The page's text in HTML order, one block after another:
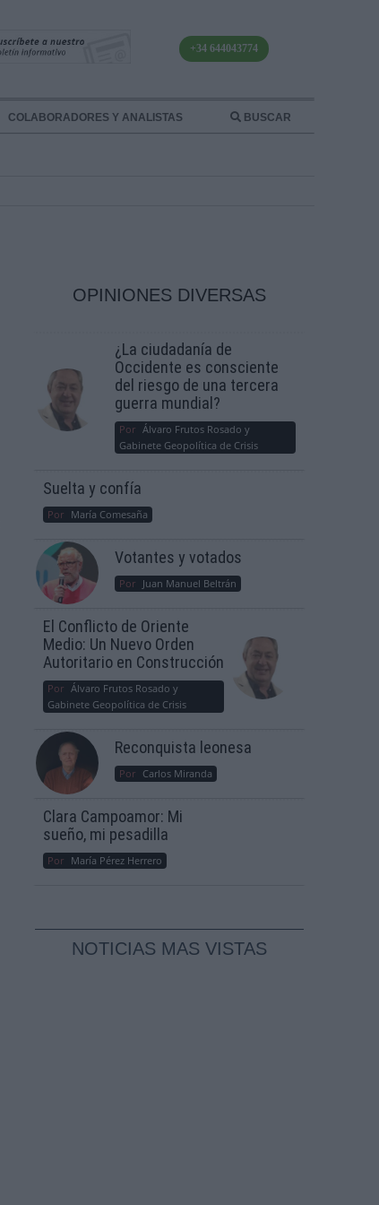
+34 644043774
COLABORADORES Y ANALISTAS BUSCAR
OPINIONES DIVERSAS
¿La ciudadanía de
Occidente es consciente
del riesgo de una tercera
guerra mundial?
Por Álvaro Frutos Rosado y
Gabinete Geopolítica de Crisis
Suelta y confía
Por María Comesaña
Votantes y votados
Por Juan Manuel Beltrán
El Conflicto de Oriente
Medio: Un Nuevo Orden
Autoritario en Construcción
Por Álvaro Frutos Rosado y
Gabinete Geopolítica de Crisis
Reconquista leonesa
Por Carlos Miranda
Clara Campoamor: Mi
sueño, mi pesadilla
Por María Pérez Herrero
NOTICIAS MAS VISTAS